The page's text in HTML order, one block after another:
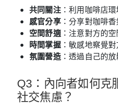
共同關注：利用咖啡店
感官分享：分享對咖啡
空間舒適：注意對方的
時間掌握：敏感地察覺
氛圍營造：透過自己的
Q3：內向者如何克
社交焦慮？